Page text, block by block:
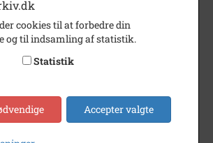
s/h positiv
Kastrup Sogn (Tårnby
cookies til at forbedre din
og til indsamling af statistik.
Statistik
Accepter valgte